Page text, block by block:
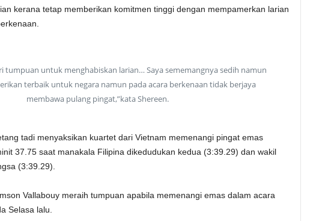
kerana tetap memberikan komitmen tinggi dengan mempamerkan larian
tumpuan untuk menghabiskan larian… Saya sememangnya sedih namun
terbaik untuk negara namun pada acara berkenaan tidak berjaya
membawa pulang pingat,”kata Shereen.
tadi menyaksikan kuartet dari Vietnam memenangi pingat emas
37.75 saat manakala Filipina dikedudukan kedua (3:39.29) dan wakil
(3:39.29).
Vallabouy meraih tumpuan apabila memenangi emas dalam acara
Selasa lalu.